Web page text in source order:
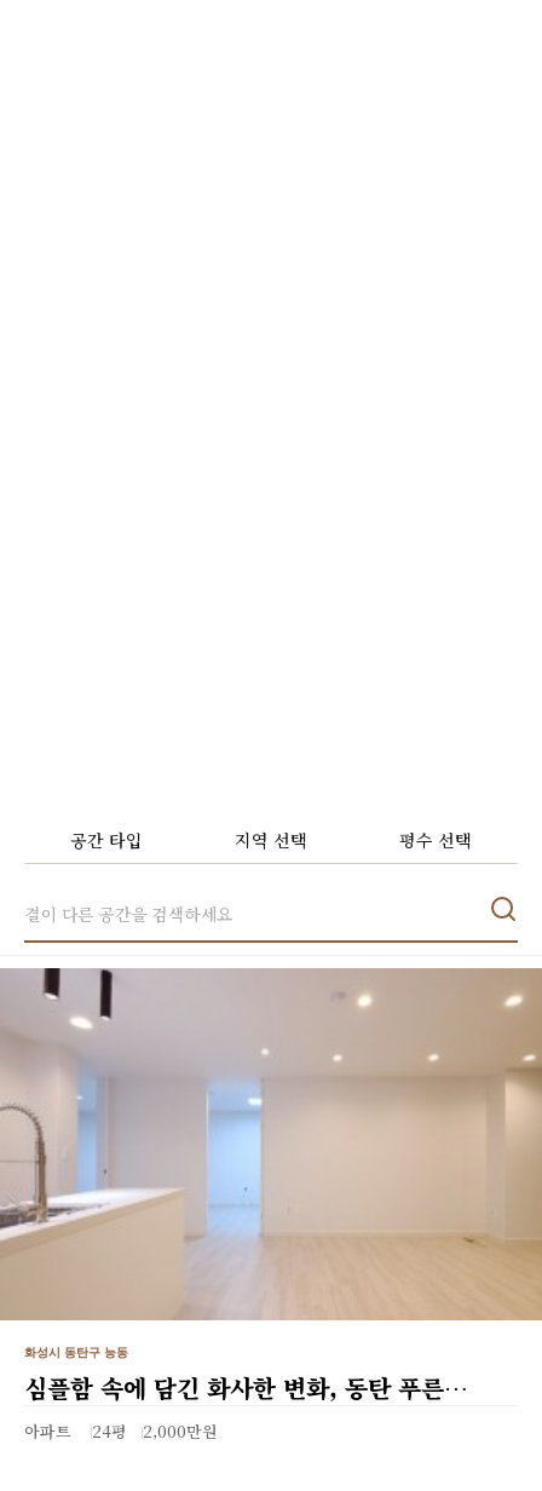
화성시 동탄구 능동
심플함 속에 담긴 화사한 변화, 동탄 푸른…
아파트 24평 2,000만원